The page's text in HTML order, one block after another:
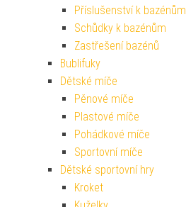
Příslušenství k bazénům
Schůdky k bazénům
Zastřešení bazénů
Bublifuky
Dětské míče
Pěnové míče
Plastové míče
Pohádkové míče
Sportovní míče
Dětské sportovní hry
Kroket